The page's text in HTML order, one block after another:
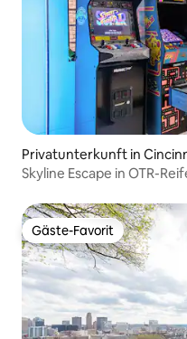
Privatunterkunft in
Skyline Escape in OTR-
Gäste-Favorit
Gäste-Favorit